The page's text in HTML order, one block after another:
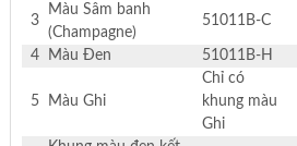
3
Màu Sâm banh
(Champagne)
51011B-C
4 Màu Đen 51011B-H
5 Màu Ghi
Chỉ có
khung màu
Ghi